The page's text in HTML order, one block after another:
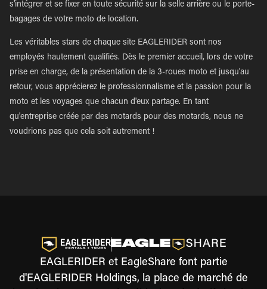
s'intégrer et se fixer en toute sécurité sur la selle arrière ou le porte-
bagages de votre moto de location.
Les véritables stars de chaque site EAGLERIDER sont nos
employés hautement qualifiés. Dès le premier accueil, lors de votre
prise en charge, de la présentation de la 3-roues moto et jusqu'au
retour, vous apprécierez le professionnalisme et la passion pour la
moto et les voyages que chacun d'eux partage. En tant
qu'entreprise créée par des motards pour des motards, nous ne
voudrions pas que cela soit autrement !
EAGLERIDER et EagleShare font partie
d'EAGLERIDER Holdings, la place de marché de